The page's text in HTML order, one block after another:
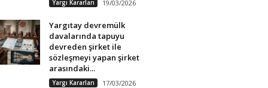
Yargı Kararları 19/03/2026
Yargıtay devremülk
davalarında tapuyu
devreden şirket ile
sözleşmeyi yapan şirket
arasındaki...
Yargı Kararları 17/03/2026